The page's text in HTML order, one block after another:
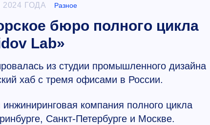
ГОДА Разное
бюро полного цикла
Lab»
из студии промышленного дизайна
хаб с тремя офисами в России.
компания полного цикла
Санкт-Петербурге и Москве.